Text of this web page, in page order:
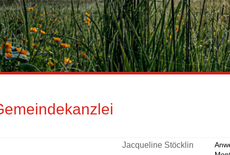
Jacqueline Stöcklin